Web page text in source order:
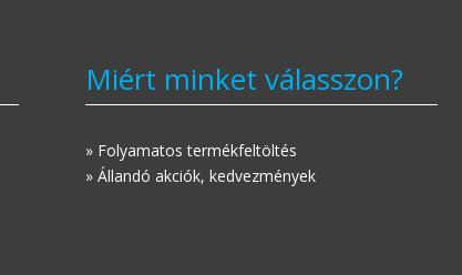
Miért minket válasszon?
» Folyamatos termékfeltöltés
» Állandó akciók, kedvezmények